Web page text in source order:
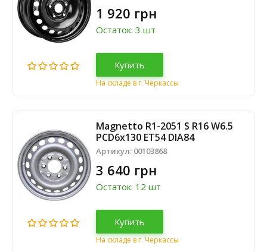
1 920 грн
Остаток: 3 шт
Купить
На складе в г. Черкассы
Magnetto R1-2051 S R16 W6.5
PCD6x130 ET54 DIA84
Артикул: 00103868
3 640 грн
Остаток: 12 шт
Купить
На складе в г. Черкассы